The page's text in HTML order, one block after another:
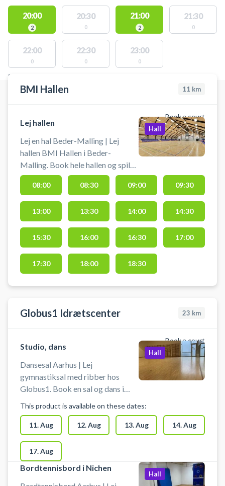
20:00
2
20:30
0
21:00
2
21:30
0
22:00
0
22:30
0
23:00
0
FACILITIES WITH AVAILABLE ACTIVITIES
BMI Hallen 11 km
Book a court
Lej hallen
Lej en hal Beder-Malling | Lej
hallen BMI Hallen i Beder-
Malling. Book hele hallen og spil
bl.a. volleyball, håndbold,
basketball, badminton eller
pickleball. BMI Hallen er
beliggende syd for Aarhus. Det er
nemt at komme til hallen og der er
gratis parkeringsmuligheder lige
foran hallen.
Hall
08:00 08:30 09:00 09:30
13:00 13:30 14:00 14:30
15:30 16:00 16:30 17:00
17:30 18:00 18:30
Globus1 Idrætscenter 23 km
Book a court
Studio, dans
Dansesal Aarhus | Lej
gymnastiksal med ribber hos
Globus1. Book en sal og dans i
m. Der er spejle på endevæggen i
dansesalen. Udstyr skal man selv
medbringe. Man skal bruge
indendørs sko. Boldspil er ikke
tilladt.
Hall
This product is available on these dates:
11. Aug 12. Aug 13. Aug 14. Aug
17. Aug
Bordtennisbord i Nichen
Hall